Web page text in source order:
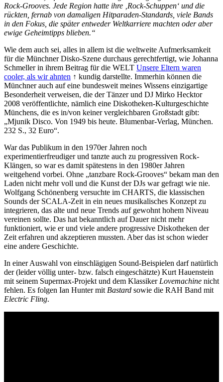
Rock-Grooves. Jede Region hatte ihre ‚Rock-Schuppen‘ und die
rückten, fernab von damaligen Hitparaden-Standards, viele Bands
in den Fokus, die später entweder Weltkarriere machten oder aber
ewige Geheimtipps blieben.“
Wie dem auch sei, alles in allem ist die weltweite Aufmerksamkeit
für die Münchner Disko-Szene durchaus gerechtfertigt, wie Johanna
Schmeller in ihrem Beitrag für die WELT Unsere Eltern waren
cooler, als wir ahnten ↑ kundig darstellte. Immerhin können die
Münchner auch auf eine bundesweit meines Wissens einzigartige
Besonderheit verweisen, die der Tänzer und DJ Mirko Hecktor
2008 veröffentlichte, nämlich eine Diskotheken-Kulturgeschichte
Münchens, die es in/von keiner vergleichbaren Großstadt gibt:
„Mjunik Disco. Von 1949 bis heute. Blumenbar-Verlag, München.
232 S., 32 Euro“.
War das Publikum in den 1970er Jahren noch
experimentierfreudiger und tanzte auch zu progressiven Rock-
Klängen, so war es damit spätestens in den 1980er Jahren
weitgehend vorbei. Ohne „tanzbare Rock-Grooves“ bekam man den
Laden nicht mehr voll und die Kunst der DJs war gefragt wie nie.
Wolfgang Schönenberg versuchte im CHARTS, die klassischen
Sounds der SCALA-Zeit in ein neues musikalisches Konzept zu
integrieren, das alte und neue Trends auf gewohnt hohem Niveau
vereinen sollte. Das hat bekanntlich auf Dauer nicht mehr
funktioniert, wie er und viele andere progressive Diskotheken der
Zeit erfahren und akzeptieren mussten. Aber das ist schon wieder
eine andere Geschichte.
In einer Auswahl von einschlägigen Sound-Beispielen darf natürlich
der (leider völlig unter- bzw. falsch eingeschätzte) Kurt Hauenstein
mit seinem Supermax-Projekt und dem Klassiker Lovemachine nicht
fehlen. Es folgen Ian Hunter mit Bastard sowie die RAH Band mit
Electric Fling.